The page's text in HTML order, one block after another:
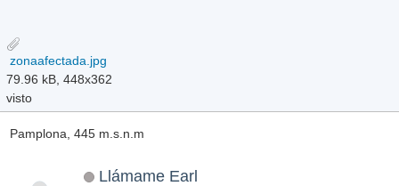
zonaafectada.jpg
79.96 kB, 448x362
visto
Pamplona, 445 m.s.n.m
Llámame Earl